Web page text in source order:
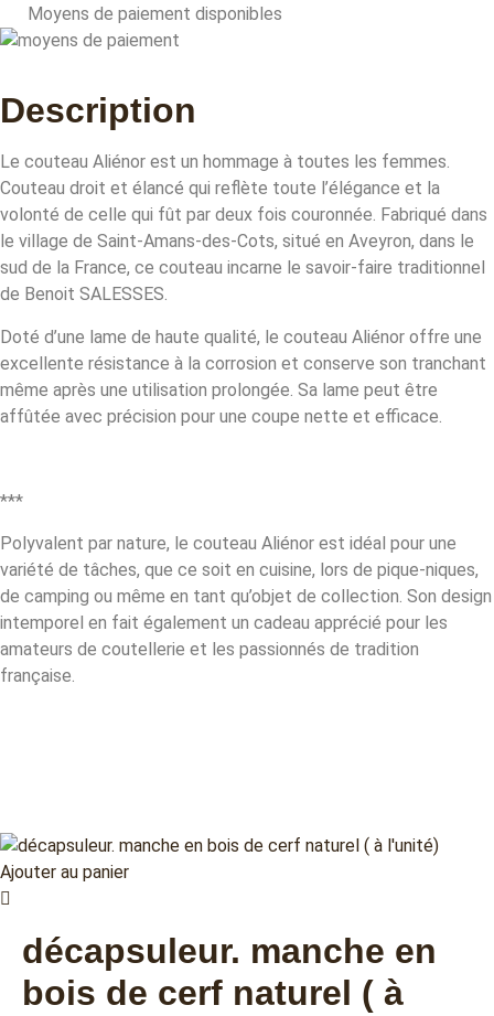
Moyens de paiement disponibles
Description
Le couteau Aliénor est un hommage à toutes les femmes.
Couteau droit et élancé qui reflète toute l’élégance et la
volonté de celle qui fût par deux fois couronnée. Fabriqué dans
le village de Saint-Amans-des-Cots, situé en Aveyron, dans le
sud de la France, ce couteau incarne le savoir-faire traditionnel
de Benoit SALESSES.
Doté d’une lame de haute qualité, le couteau Aliénor offre une
excellente résistance à la corrosion et conserve son tranchant
même après une utilisation prolongée. Sa lame peut être
affûtée avec précision pour une coupe nette et efficace.
***
Polyvalent par nature, le couteau Aliénor est idéal pour une
variété de tâches, que ce soit en cuisine, lors de pique-niques,
de camping ou même en tant qu’objet de collection. Son design
intemporel en fait également un cadeau apprécié pour les
amateurs de coutellerie et les passionnés de tradition
française.
Ajouter au panier
décapsuleur. manche en
bois de cerf naturel ( à